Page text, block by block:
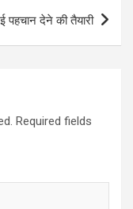
पहचान देने की तैयारी
Required fields